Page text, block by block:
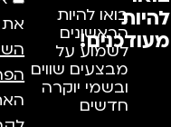
להיות
מעודכנים!
בואו להיות
הראשונים
לשמוע על
מבצעים שווים
ובשמי יוקרה
חדשים